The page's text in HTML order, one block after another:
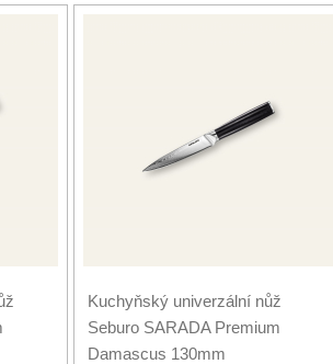
Kuchyňský univerzální nůž
Seburo SARADA Premium
Damascus 130mm